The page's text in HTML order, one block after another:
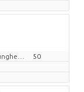
50